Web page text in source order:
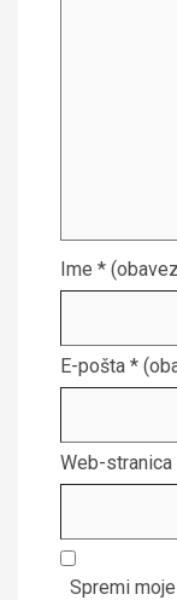
Ime *
E-pošta *
Web-stranica
Spremi